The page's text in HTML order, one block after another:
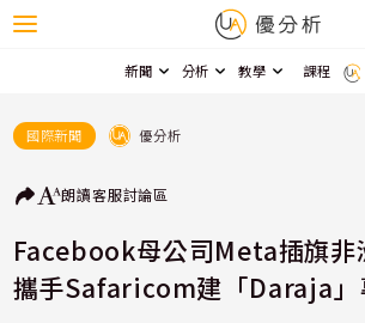
新聞 分析 教學 課程
國際新聞 優分析
朗讀客服討論區
Facebook母公司Meta插旗
攜手Safaricom建「Daraja」